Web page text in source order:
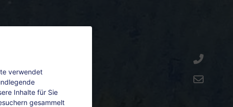
verwendet
Inhalte für Sie
gesammelt